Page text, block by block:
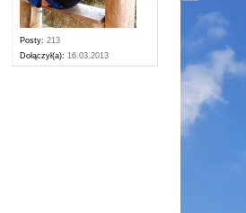
Posty: 213
Dołączył(a): 16.03.2013